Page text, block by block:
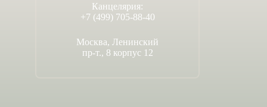
Канцелярия:
+7 (499) 705-88-40
Москва, Ленинский
пр-т., 8 корпус 12